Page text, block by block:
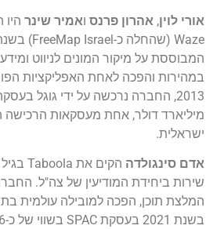
אורי לוין, אהרון פרנס ואמיר שינר
המבוססת על מיקור המונים לניווט
במהירות והפכה לאחת האפליקציות
מיליארד דולר, אחת מעסקאות הרכישה
ישראלית.
אדם סינגולדה
שירות ביחידת המודיעין של צה"ל.
המלצת תוכן, הפכה למובילה עולמית